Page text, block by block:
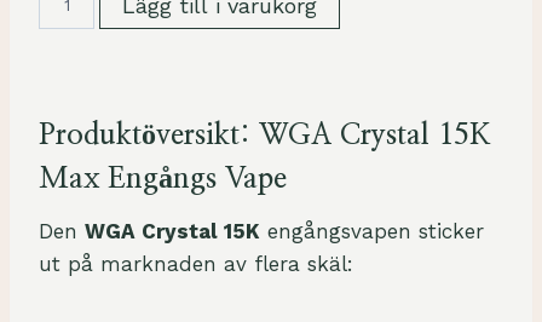
a
o
y
P
r
Lägg till i varukorg
Produktöversikt: WGA Crystal 15K
Max Engångs Vape
Den WGA Crystal 15K engångsvapen sticker
ut på marknaden av flera skäl: